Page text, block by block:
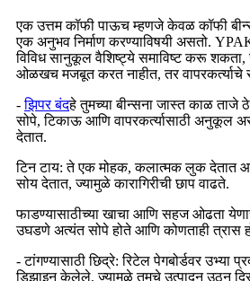
एक उत्तम कॉफी पाऊच म्हणजे केवळ कॉफी
एक अनुभव निर्माण करण्याविषयी असतो. YPAK
विविध सानुकूल वैशिष्ट्ये समाविष्ट करू
ओळखच मजबूत करत नाहीत, तर वापरकर्त्याचे
-झिपर बंदहे तुमच्या बीन्सना जास्त काळ ताजे
सोपे, टिकाऊ आणि वापरकर्त्यासाठी अनुकूल
देतात.
टिन टाय: ते एक मोहक, कलात्मक लुक देतात
सोय देतात, ज्यामुळे कारागिरीची छाप वाढते.
फाडण्यासाठीच्या खाचा आणि सहज ओढता
उघडणे अत्यंत सोपे होते आणि कोणताही त्रास
- टांगण्यासाठी छिद्रे: रिटेल पेगबोर्डवर उभ्या
डिझाइन केलेले, ज्यामुळे तुमचे उत्पादन उठून